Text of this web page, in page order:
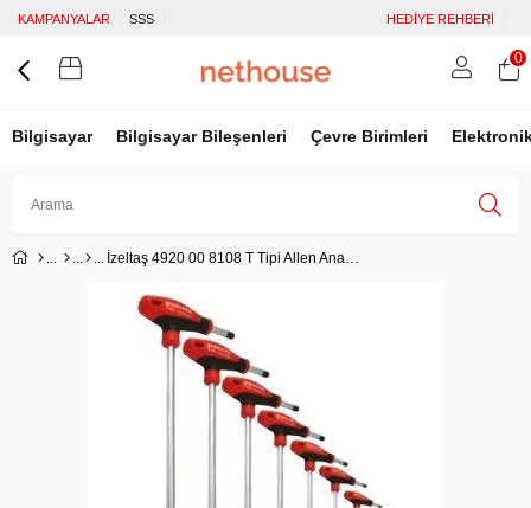
KAMPANYALAR SSS HEDİYE REHBERİ
Bilgisayar Bilgisayar Bileşenleri Çevre Birimleri
Üye Girişi
0
İzeltaş 4920 00 8108 T Tipi Allen Anahtar Takımı 8 Parça